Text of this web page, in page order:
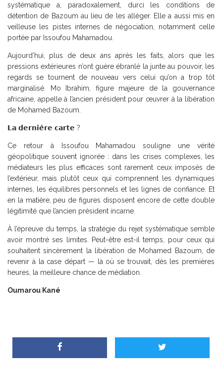
systématique a, paradoxalement, durci les conditions de
détention de Bazoum au lieu de les alléger. Elle a aussi mis en
veilleuse les pistes internes de négociation, notamment celle
portée par Issoufou Mahamadou.
Aujourd’hui, plus de deux ans après les faits, alors que les
pressions extérieures n’ont guère ébranlé la junte au pouvoir, les
regards se tournent de nouveau vers celui qu’on a trop tôt
marginalisé. Mo Ibrahim, figure majeure de la gouvernance
africaine, appelle à l’ancien président pour œuvrer à la libération
de Mohamed Bazoum.
𝗟𝗮 𝗱𝗲𝗿𝗻𝗶𝗲̀𝗿𝗲 𝗰𝗮𝗿𝘁𝗲 ?
Ce retour à Issoufou Mahamadou souligne une vérité
géopolitique souvent ignorée : dans les crises complexes, les
médiateurs les plus efficaces sont rarement ceux imposés de
l’extérieur, mais plutôt ceux qui comprennent les dynamiques
internes, les équilibres personnels et les lignes de confiance. Et
en la matière, peu de figures disposent encore de cette double
légitimité que l’ancien président incarne.
À l’épreuve du temps, la stratégie du rejet systématique semble
avoir montré ses limites. Peut-être est-il temps, pour ceux qui
souhaitent sincèrement la libération de Mohamed Bazoum, de
revenir à la case départ — là où se trouvait, dès les premières
heures, la meilleure chance de médiation.
Oumarou Kané